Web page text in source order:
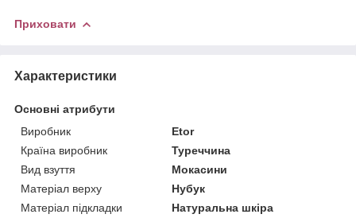
Приховати
Характеристики
Основні атрибути
Виробник
Etor
Країна виробник
Туреччина
Вид взуття
Мокасини
Матеріал верху
Нубук
Матеріал підкладки
Натуральна шкіра